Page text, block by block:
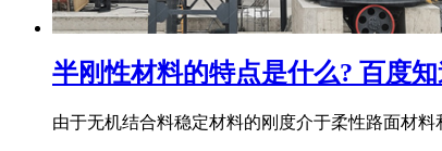
半刚性材料的特点是什么? 百度知
由于无机结合料稳定材料的刚度介于柔性路面材